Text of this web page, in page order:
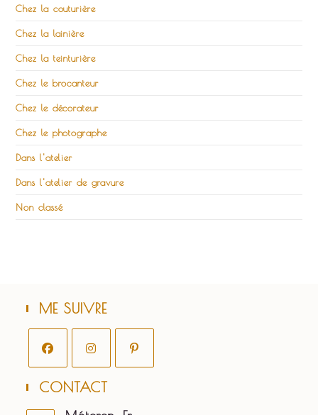
Chez la couturière
Chez la lainière
Chez la teinturière
Chez le brocanteur
Chez le décorateur
Chez le photographe
Dans l'atelier
Dans l'atelier de gravure
Non classé
ME SUIVRE
dans
un
dans
un
un
CONTACT